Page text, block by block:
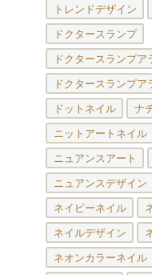
トレンドデザイン
ドクタースランプ
ドクタースランプア
ドクタースランプ
ドットネイル ナ
ニットアートネイル
ニュアンスアート
ニュアンスデザイン
ネイビーネイル
ネイルデザイン
ネオンカラーネイル